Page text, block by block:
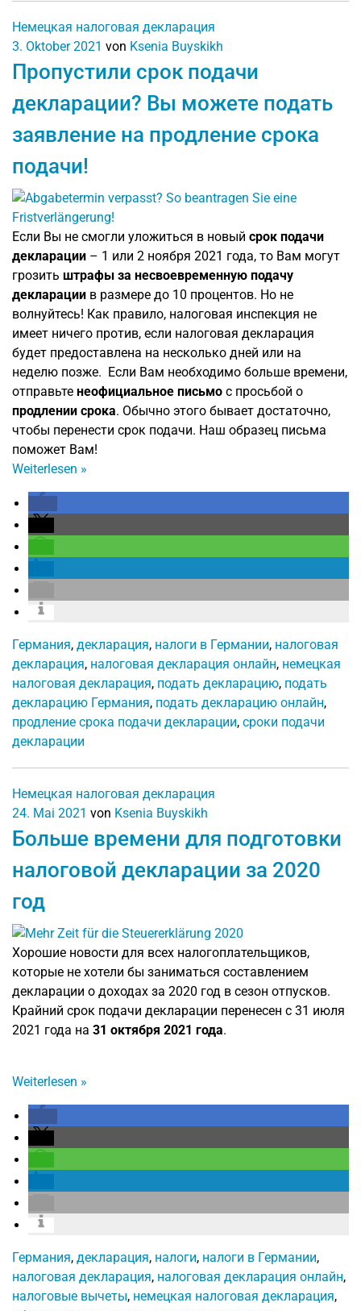
Немецкая налоговая декларация
3. Oktober 2021 von Ksenia Buyskikh
Пропустили срок подачи
декларации? Вы можете подать
заявление на продление срока
подачи!
Если Вы не смогли уложиться в новый срок подачи
декларации – 1 или 2 ноября 2021 года, то Вам могут
грозить штрафы за несвоевременную подачу
декларации в размере до 10 процентов. Но не
волнуйтесь! Как правило, налоговая инспекция не
имеет ничего против, если налоговая декларация
будет предоставлена на несколько дней или на
неделю позже. Если Вам необходимо больше времени,
отправьте неофициальное письмо с просьбой о
продлении срока. Обычно этого бывает достаточно,
чтобы перенести срок подачи. Наш образец письма
поможет Вам!
Weiterlesen »
Германия, декларация, налоги в Германии, налоговая
декларация, налоговая декларация онлайн, немецкая
налоговая декларация, подать декларацию, подать
декларацию Германия, подать декларацию онлайн,
продление срока подачи декларации, сроки подачи
декларации
Немецкая налоговая декларация
24. Mai 2021 von Ksenia Buyskikh
Больше времени для подготовки
налоговой декларации за 2020
год
Хорошие новости для всех налогоплательщиков,
которые не хотели бы заниматься составлением
декларации о доходах за 2020 год в сезон отпусков.
Крайний срок подачи декларации перенесен с 31 июля
2021 года на 31 октября 2021 года.
Weiterlesen »
Германия, декларация, налоги, налоги в Германии,
налоговая декларация, налоговая декларация онлайн,
налоговые вычеты, немецкая налоговая декларация,